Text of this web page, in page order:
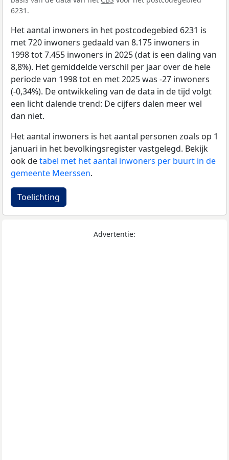
6231.
Het aantal inwoners in het postcodegebied 6231 is
met 720 inwoners gedaald van 8.175 inwoners in
1998 tot 7.455 inwoners in 2025 (dat is een daling van
8,8%). Het gemiddelde verschil per jaar over de hele
periode van 1998 tot en met 2025 was -27 inwoners
(-0,34%). De ontwikkeling van de data in de tijd volgt
een licht dalende trend: De cijfers dalen meer wel
dan niet.
Het aantal inwoners is het aantal personen zoals op 1
januari in het bevolkingsregister vastgelegd. Bekijk
ook detabel met het aantal inwoners per buurt in de
gemeente Meerssen.
Toelichting
Advertentie: